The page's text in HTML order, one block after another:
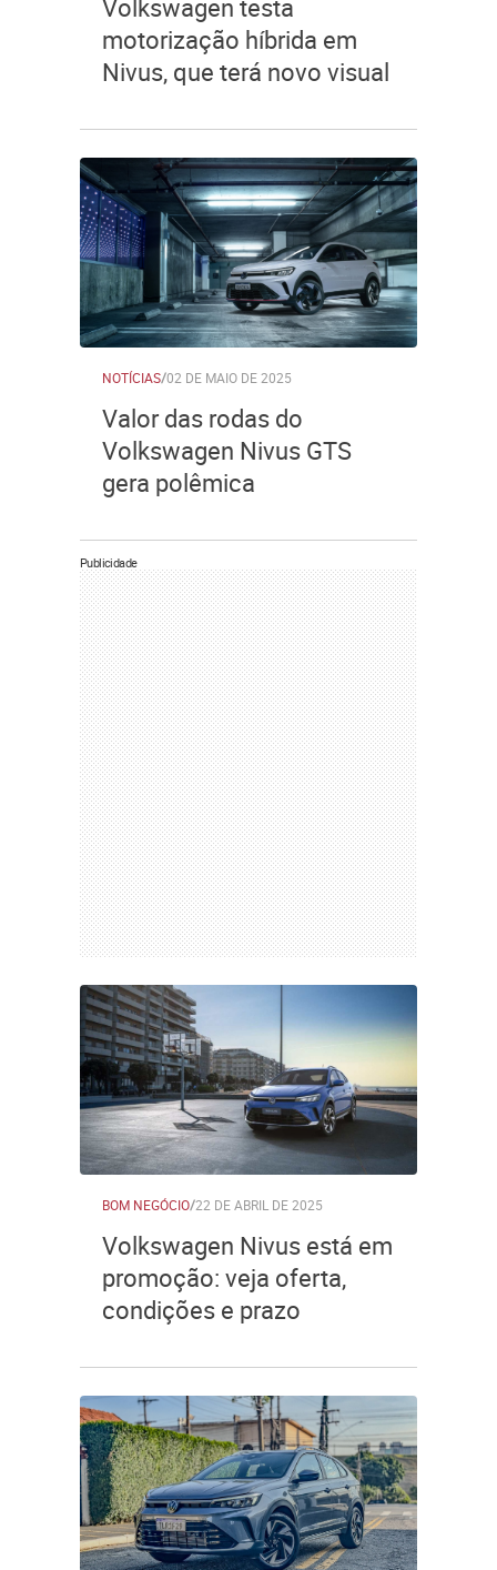
Volkswagen testa
motorização híbrida em
Nivus, que terá novo visual
NOTÍCIAS/02 DE MAIO DE 2025
Valor das rodas do
Volkswagen Nivus GTS
gera polêmica
Publicidade
BOM NEGÓCIO/22 DE ABRIL DE 2025
Volkswagen Nivus está em
promoção: veja oferta,
condições e prazo